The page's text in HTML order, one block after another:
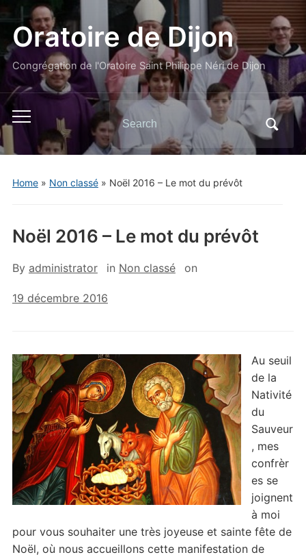
Oratoire de Dijon
Congrégation de l'Oratoire Saint Philippe Néri de Dijon
Toggle
mobile
menu
Search
for:
Home» Non classé» Noël 2016 – Le mot du prévôt
Noël 2016 – Le mot du prévôt
By administrator in Non classé on
19 décembre 2016
Au seuil
de la
Nativité
du
Sauveur
, mes
confrèr
es se
joignent
à moi
pour vous souhaiter une très joyeuse et sainte fête de
Noël, où nous accueillons cette manifestation de